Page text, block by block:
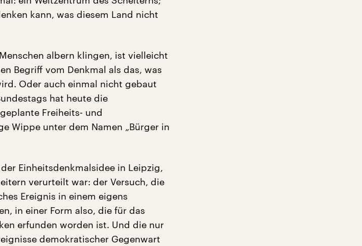
kann, was diesem Land nicht
albern klingen, ist vielleicht
Begriff vom Denkmal als das, was
Oder auch einmal nicht gebaut
hat heute die
Freiheits- und
Wippe unter dem Namen „Bürger in
Einheitsdenkmalsidee in Leipzig,
verurteilt war: der Versuch, die
Ereignis in einem eigens
in einer Form also, die für das
erfunden worden ist. Und die nur
demokratischer Gegenwart